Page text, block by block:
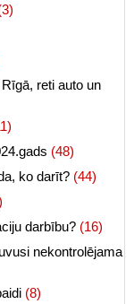
reti auto un
(48)
ko darīt? (44)
darbību? (16)
nekontrolējama
(8)